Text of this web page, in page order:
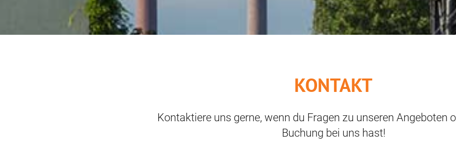
KONTAKT
Kontaktiere uns gerne, wenn du Fragen zu unseren Angeboten
Buchung bei uns hast!